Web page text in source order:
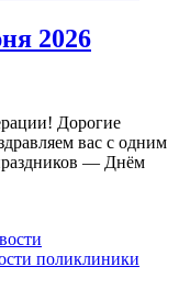
2026
Дорогие
вас с одним
— Днём
поликлиники